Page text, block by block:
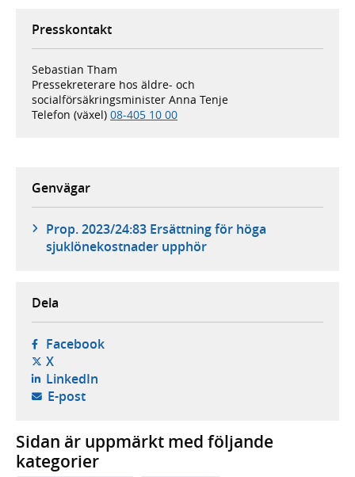
Presskontakt
Sebastian Tham
Pressekreterare hos äldre- och
socialförsäkringsminister Anna Tenje
Telefon (växel) 08-405 10 00
Genvägar
Prop. 2023/24:83 Ersättning för höga
sjuklönekostnader upphör
Dela
Facebook- öppnas i ny flik, extern webbplats,
X- öppnas i ny flik, extern webbplats,
LinkedIn- öppnas i ny flik, extern webbplats,
E-post- öppnar din e-postklient,
Sidan är uppmärkt med följande
kategorier